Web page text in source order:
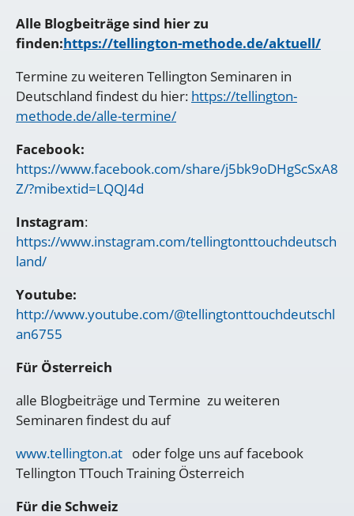
Alle Blogbeiträge sind hier zu
finden:https://tellington-methode.de/aktuell/
Termine zu weiteren Tellington Seminaren in
Deutschland findest du hier: https://tellington-
methode.de/alle-termine/
Facebook:
https://www.facebook.com/share/j5bk9oDHgScSxA8
Z/?mibextid=LQQJ4d
Instagram:
https://www.instagram.com/tellingtonttouchdeutsch
land/
Youtube:
http://www.youtube.com/@tellingtonttouchdeutschl
an6755
Für Österreich
alle Blogbeiträge und Termine zu weiteren
Seminaren findest du auf
www.tellington.at oder folge uns auf facebook
Tellington TTouch Training Österreich
Für die Schweiz